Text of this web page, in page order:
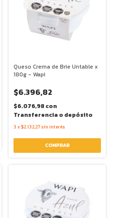
Queso Crema de Brie Untable x
180g - Wapi
$6.396,82
$6.076,98con
Transferencia o depósito
3 x $2.132,27 sin interés